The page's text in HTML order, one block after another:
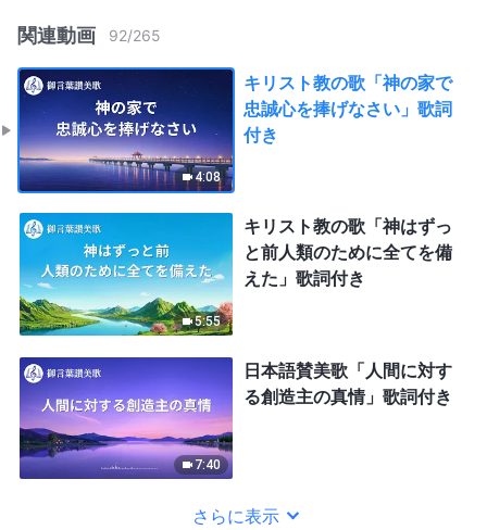
関連動画 92/265
4:08
キリスト教の歌「神の家で
忠誠心を捧げなさい」歌詞
付き
5:55
キリスト教の歌「神はずっ
と前人類のために全てを備
えた」歌詞付き
7:40
日本語賛美歌「人間に対す
る創造主の真情」歌詞付き
さらに表示